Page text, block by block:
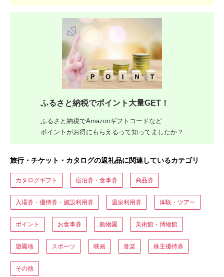
ふるさと納税でポイント大量GET！
ふるさと納税でAmazonギフトコードなど
ポイントがお得にもらえるって知ってましたか？
旅行・チケット・カタログの返礼品に関連しているカテゴリ
カタログギフト 宿泊券・食事券 商品券
入場券・優待券・施設利用券 温泉利用券 体験・ツアー
ポイント お食事券 動物園 美術館・博物館
遊園地 スポーツ 映画 音楽 株主優待券
その他